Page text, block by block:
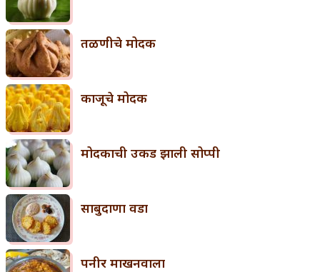
तळणीचे मोदक
काजूचे मोदक
मोदकाची उकड झाली सोप्पी
साबुदाणा वडा
पनीर माखनवाला